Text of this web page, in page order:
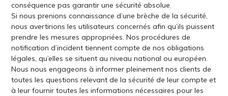
conséquence pas garantir une sécurité absolue.
Si nous prenions connaissance d’une brèche de la sécurité,
nous avertirions les utilisateurs concernés afin qu’ils puissent
prendre les mesures appropriées. Nos procédures de
notification d’incident tiennent compte de nos obligations
légales, qu’elles se situent au niveau national ou européen.
Nous nous engageons à informer pleinement nos clients de
toutes les questions relevant de la sécurité de leur compte et
à leur fournir toutes les informations nécessaires pour les